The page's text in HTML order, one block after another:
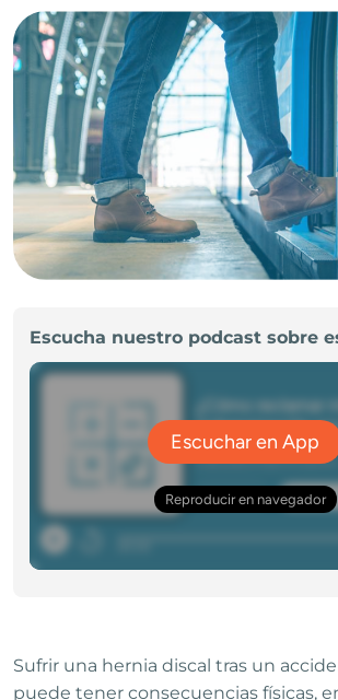
Escucha nuestro podcast sobre
Sufrir una hernia discal tras un
puede tener consecuencias físicas,